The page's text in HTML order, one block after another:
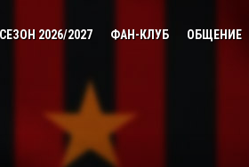
СЕЗОН 2026/2027 ФАН-КЛУБ ОБЩЕНИЕ